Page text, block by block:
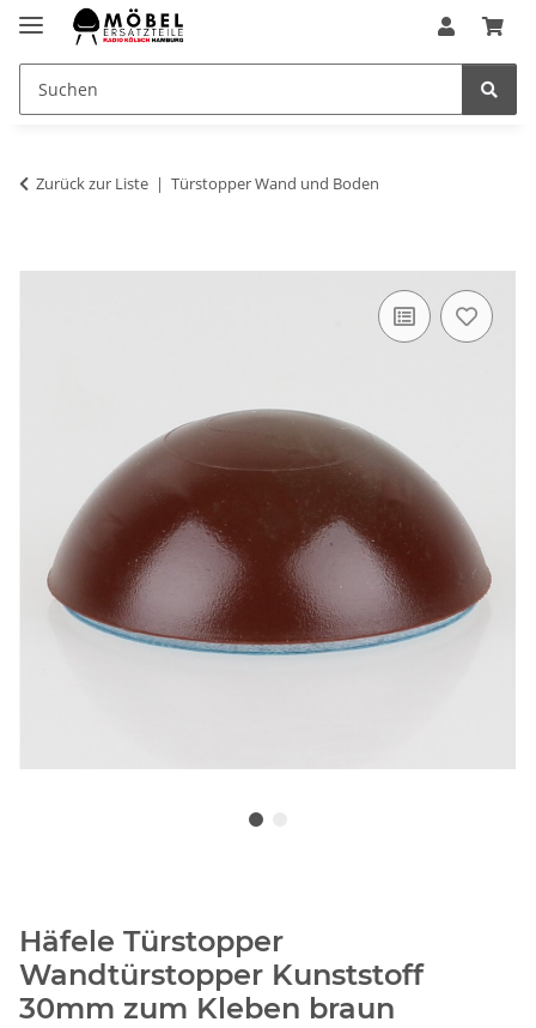
Zurück zur Liste Türstopper Wand und Boden
Häfele Türstopper
Wandtürstopper Kunststoff
30mm zum Kleben braun